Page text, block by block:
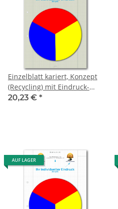
Einzelblatt kariert, Konzept
(Recycling) mit Eindruck-
Farbe, 1 Pack zu 100 Blatt
20,23 € *
AUF LAGER